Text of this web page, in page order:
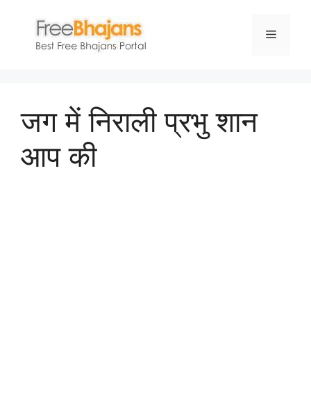
content
Menu
जग में निराली प्रभु शान
आप की